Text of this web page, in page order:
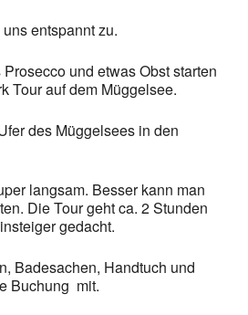
entspannt zu.
und etwas Obst starten
Tour auf dem Müggelsee.
des Müggelsees in den
langsam. Besser kann man
Die Tour geht ca. 2 Stunden
gedacht.
Badesachen, Handtuch und
Buchung mit.